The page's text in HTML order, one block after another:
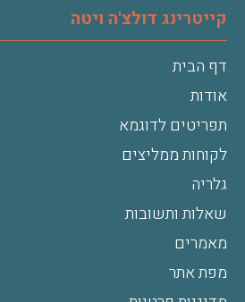
קייטרינג דולצ'ה ויטה
דף הבית
אודות
תפריטים לדוגמא
לקוחות ממליצים
גלריה
שאלות ותשובות
מאמרים
מפת אתר